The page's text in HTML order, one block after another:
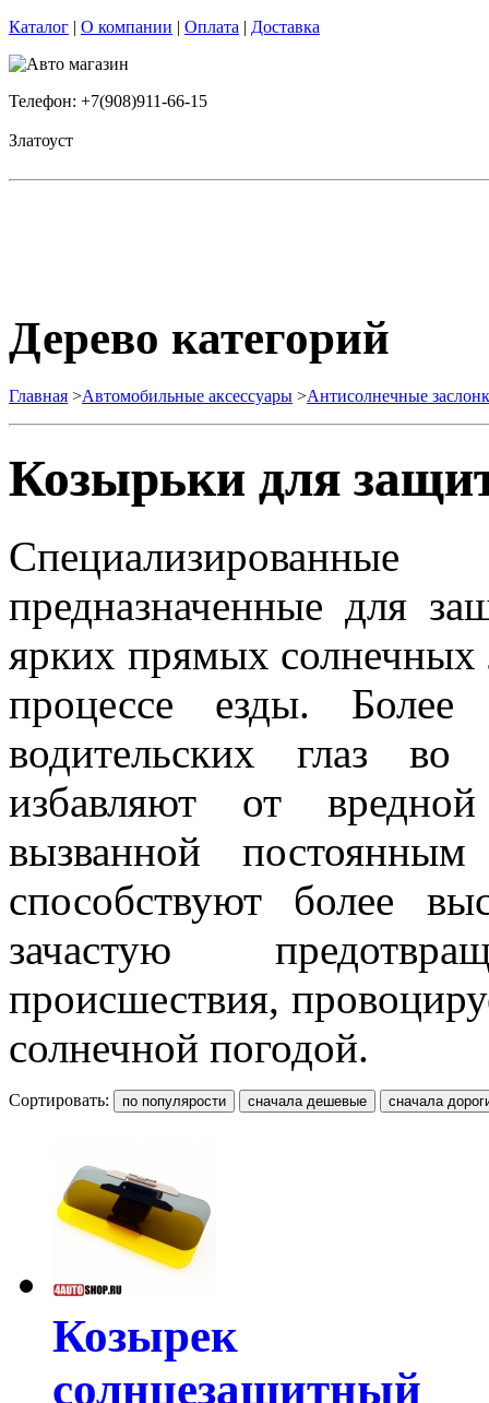
Каталог | О компании | Оплата | Доставка
Телефон: +7(908)911-66-15
Златоуст
Дерево категорий
Главная >Автомобильные аксессуары >Антисолнечные
Козырьки для
предназначенные для
ярких прямых солнечных
процессе езды. Более
водительских глаз
избавляют от
вызванной
способствуют более
зачастую
происшествия,
солнечной погодой.
Сортировать:
Козырек
солнцезащитный